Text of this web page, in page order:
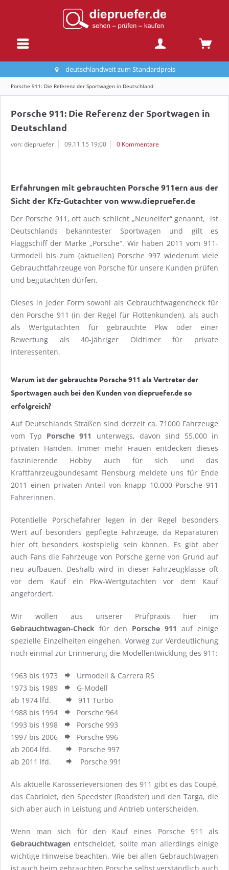
deutschlandweit zum Standardpreis
Porsche 911: Die Referenz der Sportwagen in Deutschland
Porsche 911: Die Referenz der Sportwagen in
Deutschland
von: diepruefer 09.11.15 19:00 0 Kommentare
Erfahrungen mit gebrauchten Porsche 911ern aus der
Sicht der Kfz-Gutachter von www.diepruefer.de
Der Porsche 911, oft auch schlicht „Neunelfer“ genannt, ist
Deutschlands bekanntester Sportwagen und gilt es
Flaggschiff der Marke „Porsche“. Wir haben 2011 vom 911-
Urmodell bis zum (aktuellen) Porsche 997 wiederum viele
Gebrauchtfahrzeuge von Porsche für unsere Kunden prüfen
und begutachten dürfen.
Dieses in jeder Form sowohl als Gebrauchtwagencheck für
den Porsche 911 (in der Regel für Flottenkunden), als auch
als Wertgutachten für gebrauchte Pkw oder einer
Bewertung als 40-jähriger Oldtimer für private
Interessenten.
Warum ist der gebrauchte Porsche 911 als Vertreter der
Sportwagen auch bei den Kunden von diepruefer.de so
erfolgreich?
Auf Deutschlands Straßen sind derzeit ca. 71000 Fahrzeuge
vom Typ Porsche 911
unterwegs, davon sind 55.000 in
privaten Händen. Immer mehr Frauen entdecken dieses
faszinierende Hobby auch für sich und das
Kraftfahrzeugbundesamt Flensburg meldete uns für Ende
2011 einen privaten Anteil von knapp 10.000 Porsche 911
Fahrerinnen.
Potentielle Porschefahrer legen in der Regel besonders
Wert auf besonders gepflegte Fahrzeuge, da Reparaturen
hier oft besonders kostspielig sein können. Es gibt aber
auch Fans die Fahrzeuge von Porsche gerne von Grund auf
neu aufbauen. Deshalb wird in dieser Fahrzeugklasse oft
vor dem Kauf ein Pkw-Wertgutachten vor dem Kauf
angefordert.
Wir wollen aus unserer Prüfpraxis hier im
Gebrauchtwagen-Check für den Porsche 911 auf einige
spezielle Einzelheiten eingehen. Vorweg zur Verdeutlichung
noch einmal zur Erinnerung die Modellentwicklung des 911:
1963 bis 1973
Urmodell & Carrera RS
1973 bis 1989
G-Modell
ab 1974 lfd.
911 Turbo
1988 bis 1994
Porsche 964
1993 bis 1998
Porsche 993
1997 bis 2006
Porsche 996
ab 2004 lfd.
Porsche 997
ab 2011 lfd.
Porsche 991
Als aktuelle Karosserieversionen des 911 gibt es das Coupé,
das Cabriolet, den Speedster (Roadster) und den Targa, die
sich aber auch in Leistung und Antrieb unterscheiden.
Wenn man sich für den Kauf eines Porsche 911 als
Gebrauchtwagen entscheidet, sollte man allerdings einige
wichtige Hinweise beachten. Wie bei allen Gebrauchtwagen